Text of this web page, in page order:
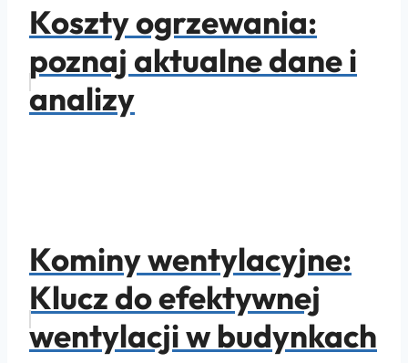
Koszty ogrzewania:
poznaj aktualne dane i
analizy
Kominy wentylacyjne:
Klucz do efektywnej
wentylacji w budynkach